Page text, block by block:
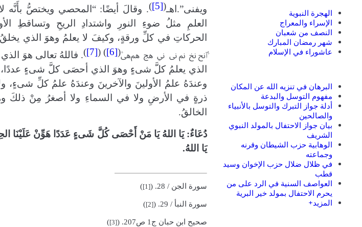
الهجرة النبوية
الإسراء والمعراج
النصف من شعبان
شهر رمضان المبارك
عاشوراء في الإسلام
البرهان في تنزيه الله عن المكان
مفهوم التوسل والبدعة
أدلة جواز التبرك والتوسل بالأنبياء
والصالحين
بيان جواز الاحتفال بالمولد النبوي
الشريف
الوهابية حزب الشيطان وقرنه
وجماعته
في ظلال ضلال حزب الإخوان وسيد
قطب
العواصف السنية في الرد على من
يحرم الاحتفال بمولد خير البرية
المزيد+
ويفنى”.اهـ(
[5]
). وقالَ أيضًا: “المحصي ويختصُّ بأَنَّه
العلمِ مثلُ ضوءِ النورِ واشتدادِ الريحِ وتساقطِ
الحركاتِ في كلِّ ورقةٍ، وكيفَ لا يعلمُ وهوَ الذي
ﱡﭐﱌ ﱍ ﱎ ﱏ ﱐ ﱑ ﱒﱓ(
[6]
) (
[7]
). فاللهُ تعالى هوَ
الذي يعلمُ كلَّ شىءٍ وهوَ الذي أحصَى كلَّ شىءٍ عددًا،
وعندَهُ علمُ الأولينَ والآخرينَ وعندَهُ علمُ كلِّ شىءٍ،
ذرةٍ في الأرضِ ولا في السماءِ ولا أصغرُ مِنْ ذلكَ
الخالقُ.
دُعَاءٌ: يَا اللهُ يَا مَنْ أَحْصَى كُلَّ شَىءٍ عَدَدًا هَوِّنْ عَلَيْنَا
يَا اللهُ.
سورة الجن / 28. (
[1]
)
سورة النبأ / 29. (
[2]
)
صحيح ابن حبان ج1 ص207. (
[3]
)